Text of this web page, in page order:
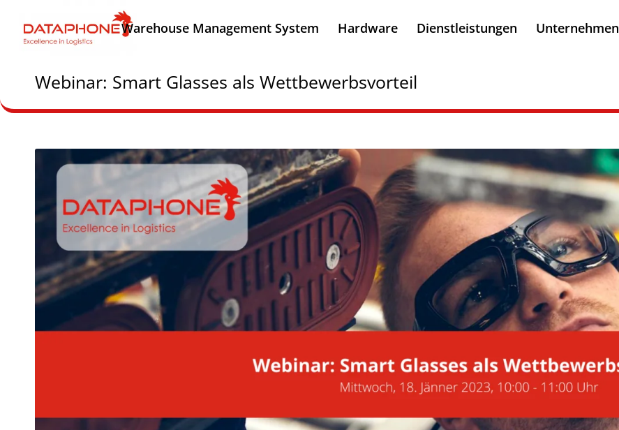
Warehouse Management System Hardware Dienstleistungen Unternehmen
Webinar: Smart Glasses als Wettbewerbsvorteil